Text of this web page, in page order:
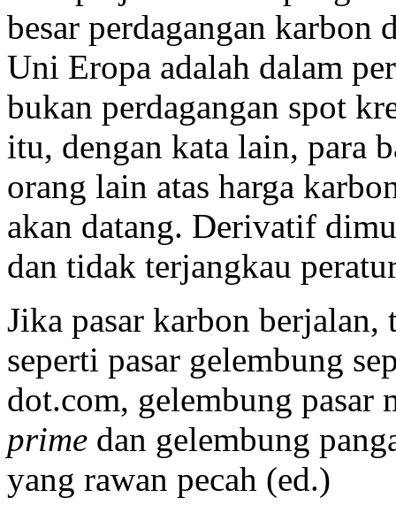
besar perdagangan karbon
Uni Eropa adalah dalam
bukan perdagangan spot
itu, dengan kata lain, para
orang lain atas harga
akan datang. Derivatif
dan tidak terjangkau
Jika pasar karbon
seperti pasar gelembung
dot.com, gelembung
prime dan gelembung
yang rawan pecah (ed.)